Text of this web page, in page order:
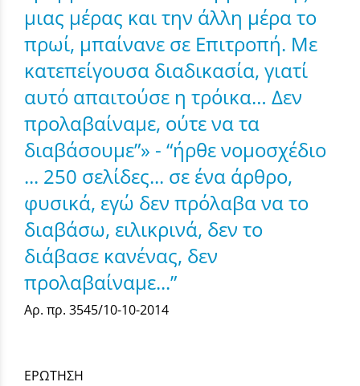
μιας μέρας και την άλλη μέρα το
πρωί, μπαίνανε σε Επιτροπή. Με
κατεπείγουσα διαδικασία, γιατί
αυτό απαιτούσε η τρόικα… Δεν
προλαβαίναμε, ούτε να τα
διαβάσουμε”» - “ήρθε νομοσχέδιο
... 250 σελίδες... σε ένα άρθρο,
φυσικά, εγώ δεν πρόλαβα να το
διαβάσω, ειλικρινά, δεν το
διάβασε κανένας, δεν
προλαβαίναμε...”
Αρ. πρ. 3545/10-10-2014
ΕΡΩΤΗΣΗ